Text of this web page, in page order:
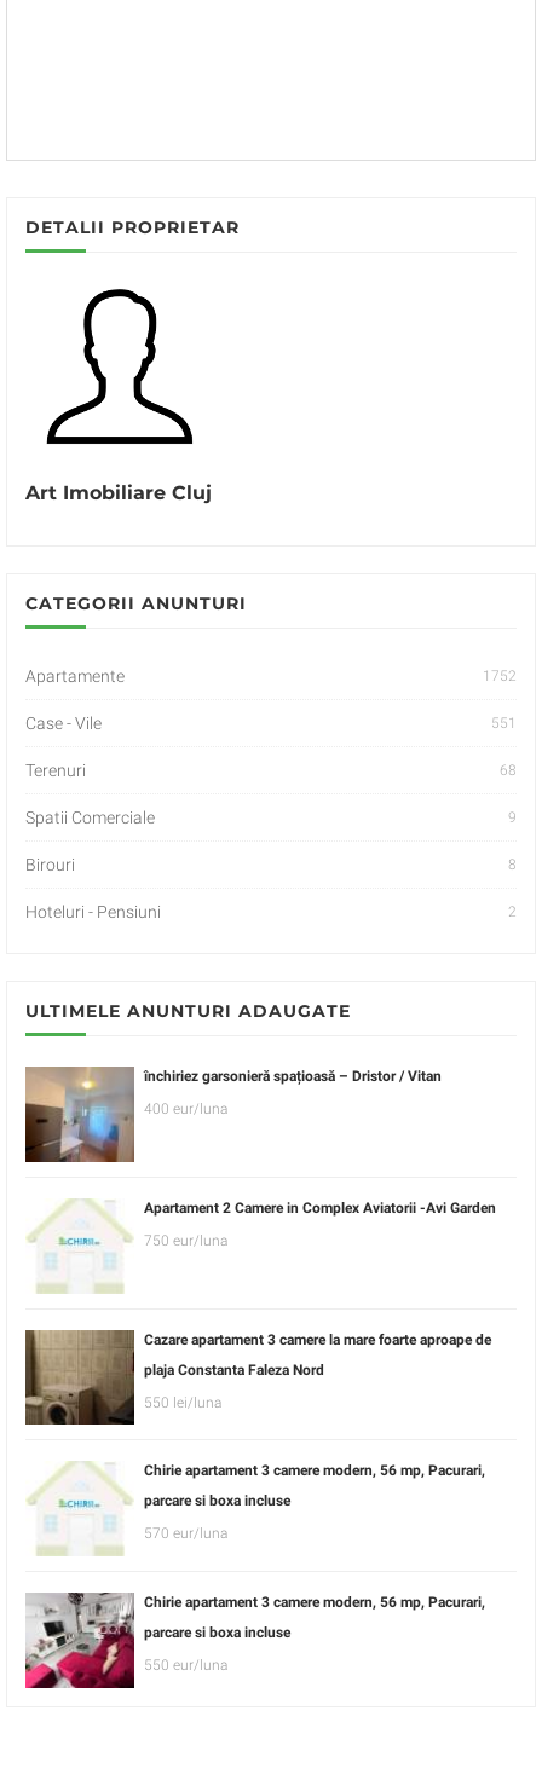
DETALII PROPRIETAR
Art Imobiliare Cluj
CATEGORII ANUNTURI
Apartamente 1752
Case - Vile 551
Terenuri 68
Spatii Comerciale 9
Birouri 8
Hoteluri - Pensiuni 2
ULTIMELE ANUNTURI ADAUGATE
închiriez garsonieră spațioasă – Dristor / Vitan
400 eur/luna
Apartament 2 Camere in Complex Aviatorii -Avi Garden
750 eur/luna
Cazare apartament 3 camere la mare foarte aproape de
plaja Constanta Faleza Nord
550 lei/luna
Chirie apartament 3 camere modern, 56 mp, Pacurari,
parcare si boxa incluse
570 eur/luna
Chirie apartament 3 camere modern, 56 mp, Pacurari,
parcare si boxa incluse
550 eur/luna